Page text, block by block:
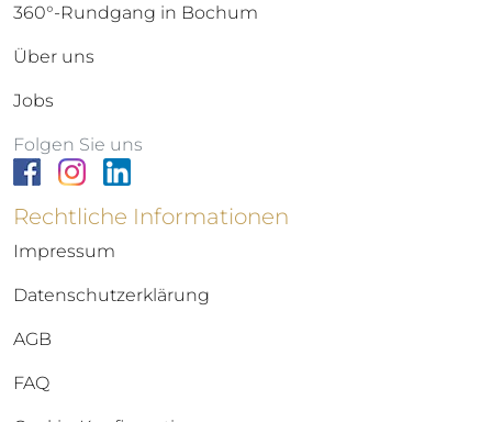
360°-Rundgang in Bochum
Über uns
Jobs
Folgen Sie uns
Rechtliche Informationen
Impressum
Datenschutzerklärung
AGB
FAQ